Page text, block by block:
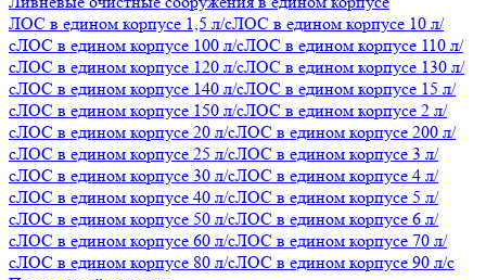
ЛОС в едином корпусе 1,5 л/сЛОС в едином корпусе 10 л/
сЛОС в едином корпусе 100 л/сЛОС в едином корпусе 110 л/
сЛОС в едином корпусе 120 л/сЛОС в едином корпусе 130 л/
сЛОС в едином корпусе 140 л/сЛОС в едином корпусе 15 л/
сЛОС в едином корпусе 150 л/сЛОС в едином корпусе 2 л/
сЛОС в едином корпусе 20 л/сЛОС в едином корпусе 200 л/
сЛОС в едином корпусе 25 л/сЛОС в едином корпусе 3 л/
сЛОС в едином корпусе 30 л/сЛОС в едином корпусе 4 л/
сЛОС в едином корпусе 40 л/сЛОС в едином корпусе 5 л/
сЛОС в едином корпусе 50 л/сЛОС в едином корпусе 6 л/
сЛОС в едином корпусе 60 л/сЛОС в едином корпусе 70 л/
сЛОС в едином корпусе 80 л/сЛОС в едином корпусе 90 л/с